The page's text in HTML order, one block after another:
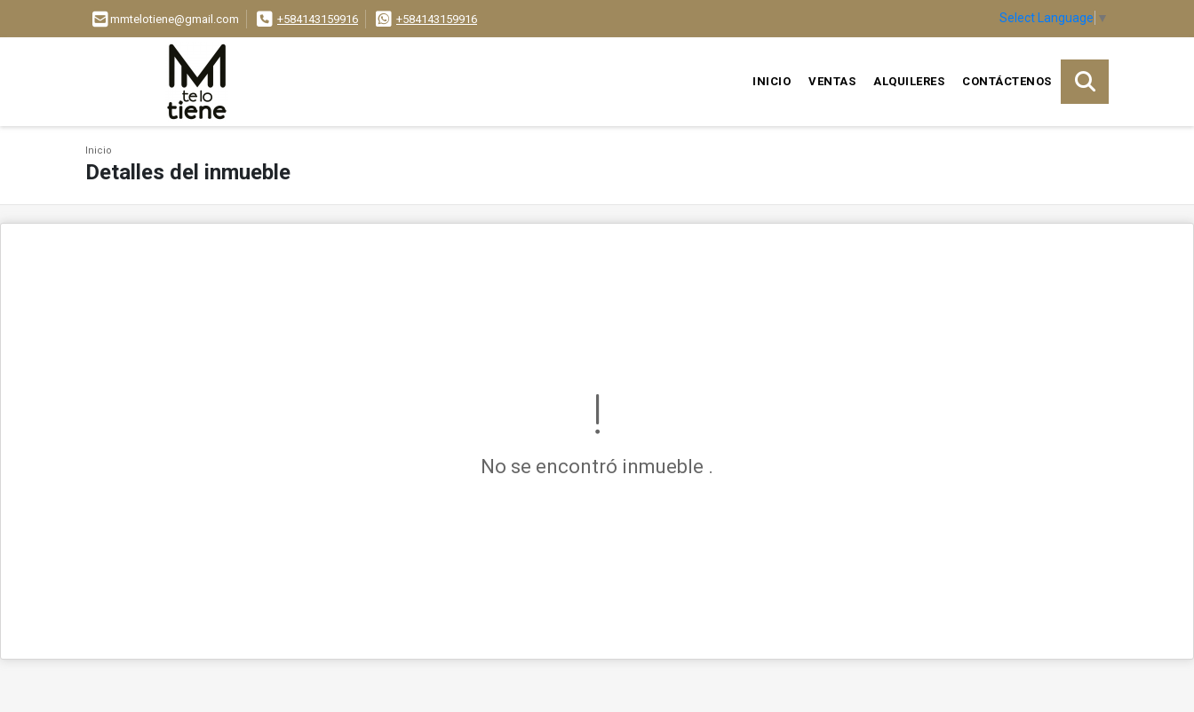
mmtelotiene@gmail.com +584143159916 +584143159916 Select Language ▼
INICIO VENTAS ALQUILERES CONTÁCTENOS
Inicio
Detalles del inmueble
No se encontró inmueble .